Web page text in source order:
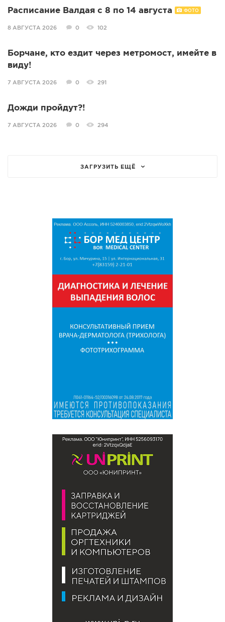
Расписание Валдая с 8 по 14 августа ФОТО
8 АВГУСТА 2026 0 102
Борчане, кто ездит через метромост, имейте в
виду!
7 АВГУСТА 2026 0 291
Дожди пройдут?!
7 АВГУСТА 2026 0 294
ЗАГРУЗИТЬ ЕЩЁ